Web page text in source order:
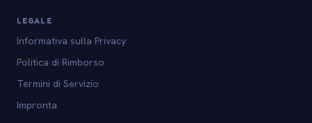
LEGALE
Informativa sulla Privacy
Politica di Rimborso
Termini di Servizio
Impronta